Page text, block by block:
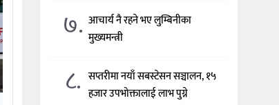
७. आचार्य नै रहने भए लुम्बिनीका
मुख्यमन्त्री
८. सप्तरीमा नयाँ सबस्टेसन सञ्चालन, १५
हजार उपभोक्तालाई लाभ पुग्ने